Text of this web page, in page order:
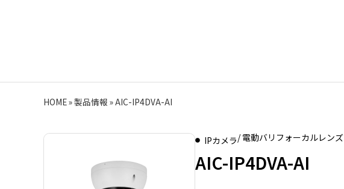
HOME»製品情報 »AIC-IP4DVA-AI
IPカメラ/ 電動バリフォーカルレンズ
AIC-IP4DVA-AI